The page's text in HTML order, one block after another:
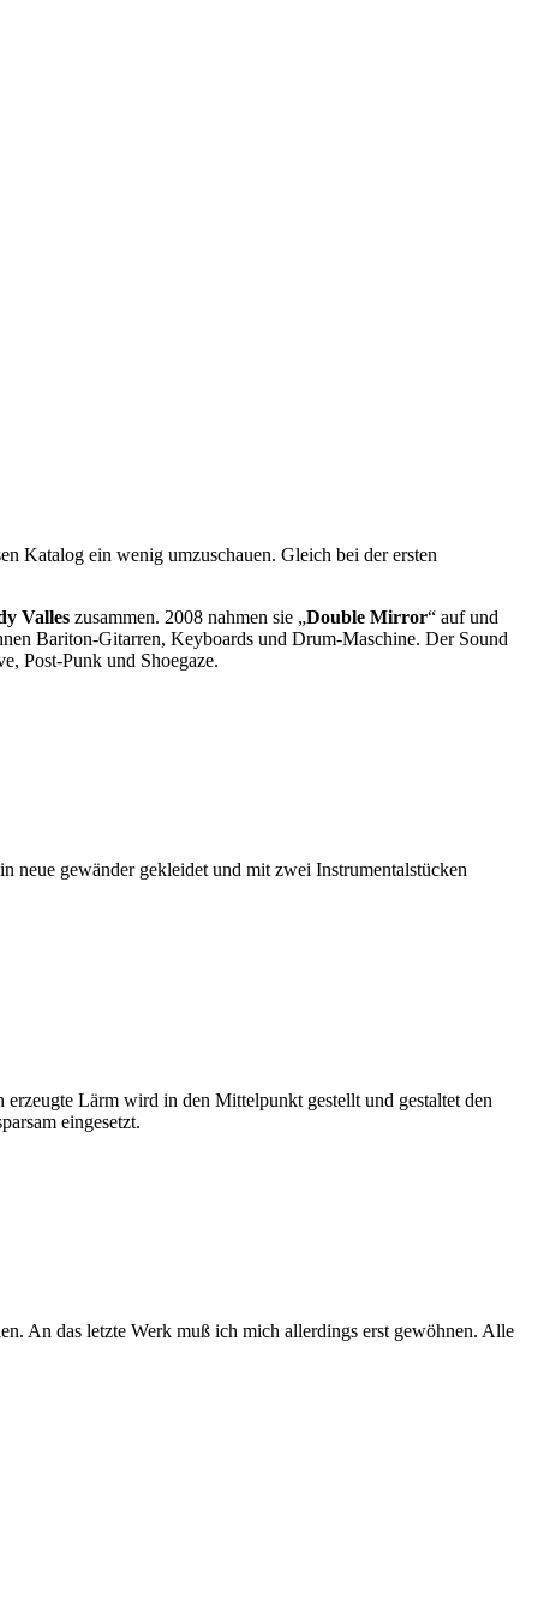
Katalog ein wenig umzuschauen. Gleich bei der ersten
Valles zusammen. 2008 nahmen sie „Double Mirror“ auf und
Bariton-Gitarren, Keyboards und Drum-Maschine. Der Sound
Post-Punk und Shoegaze.
neue gewänder gekleidet und mit zwei Instrumentalstücken
Lärm wird in den Mittelpunkt gestellt und gestaltet den
eingesetzt.
An das letzte Werk muß ich mich allerdings erst gewöhnen. Alle